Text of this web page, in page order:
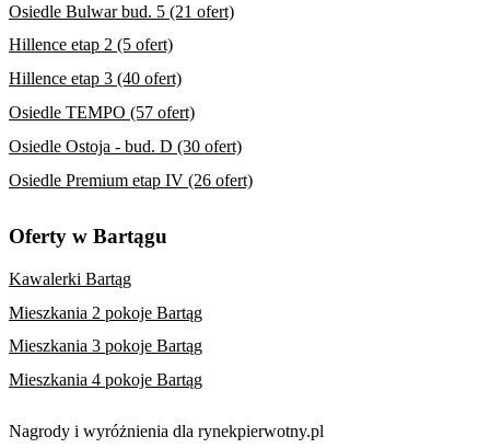
Osiedle Bulwar bud. 5 (21 ofert)
Hillence etap 2 (5 ofert)
Hillence etap 3 (40 ofert)
Osiedle TEMPO (57 ofert)
Osiedle Ostoja - bud. D (30 ofert)
Osiedle Premium etap IV (26 ofert)
Oferty w Bartągu
Kawalerki Bartąg
Mieszkania 2 pokoje Bartąg
Mieszkania 3 pokoje Bartąg
Mieszkania 4 pokoje Bartąg
Nagrody i wyróżnienia dla rynekpierwotny.pl